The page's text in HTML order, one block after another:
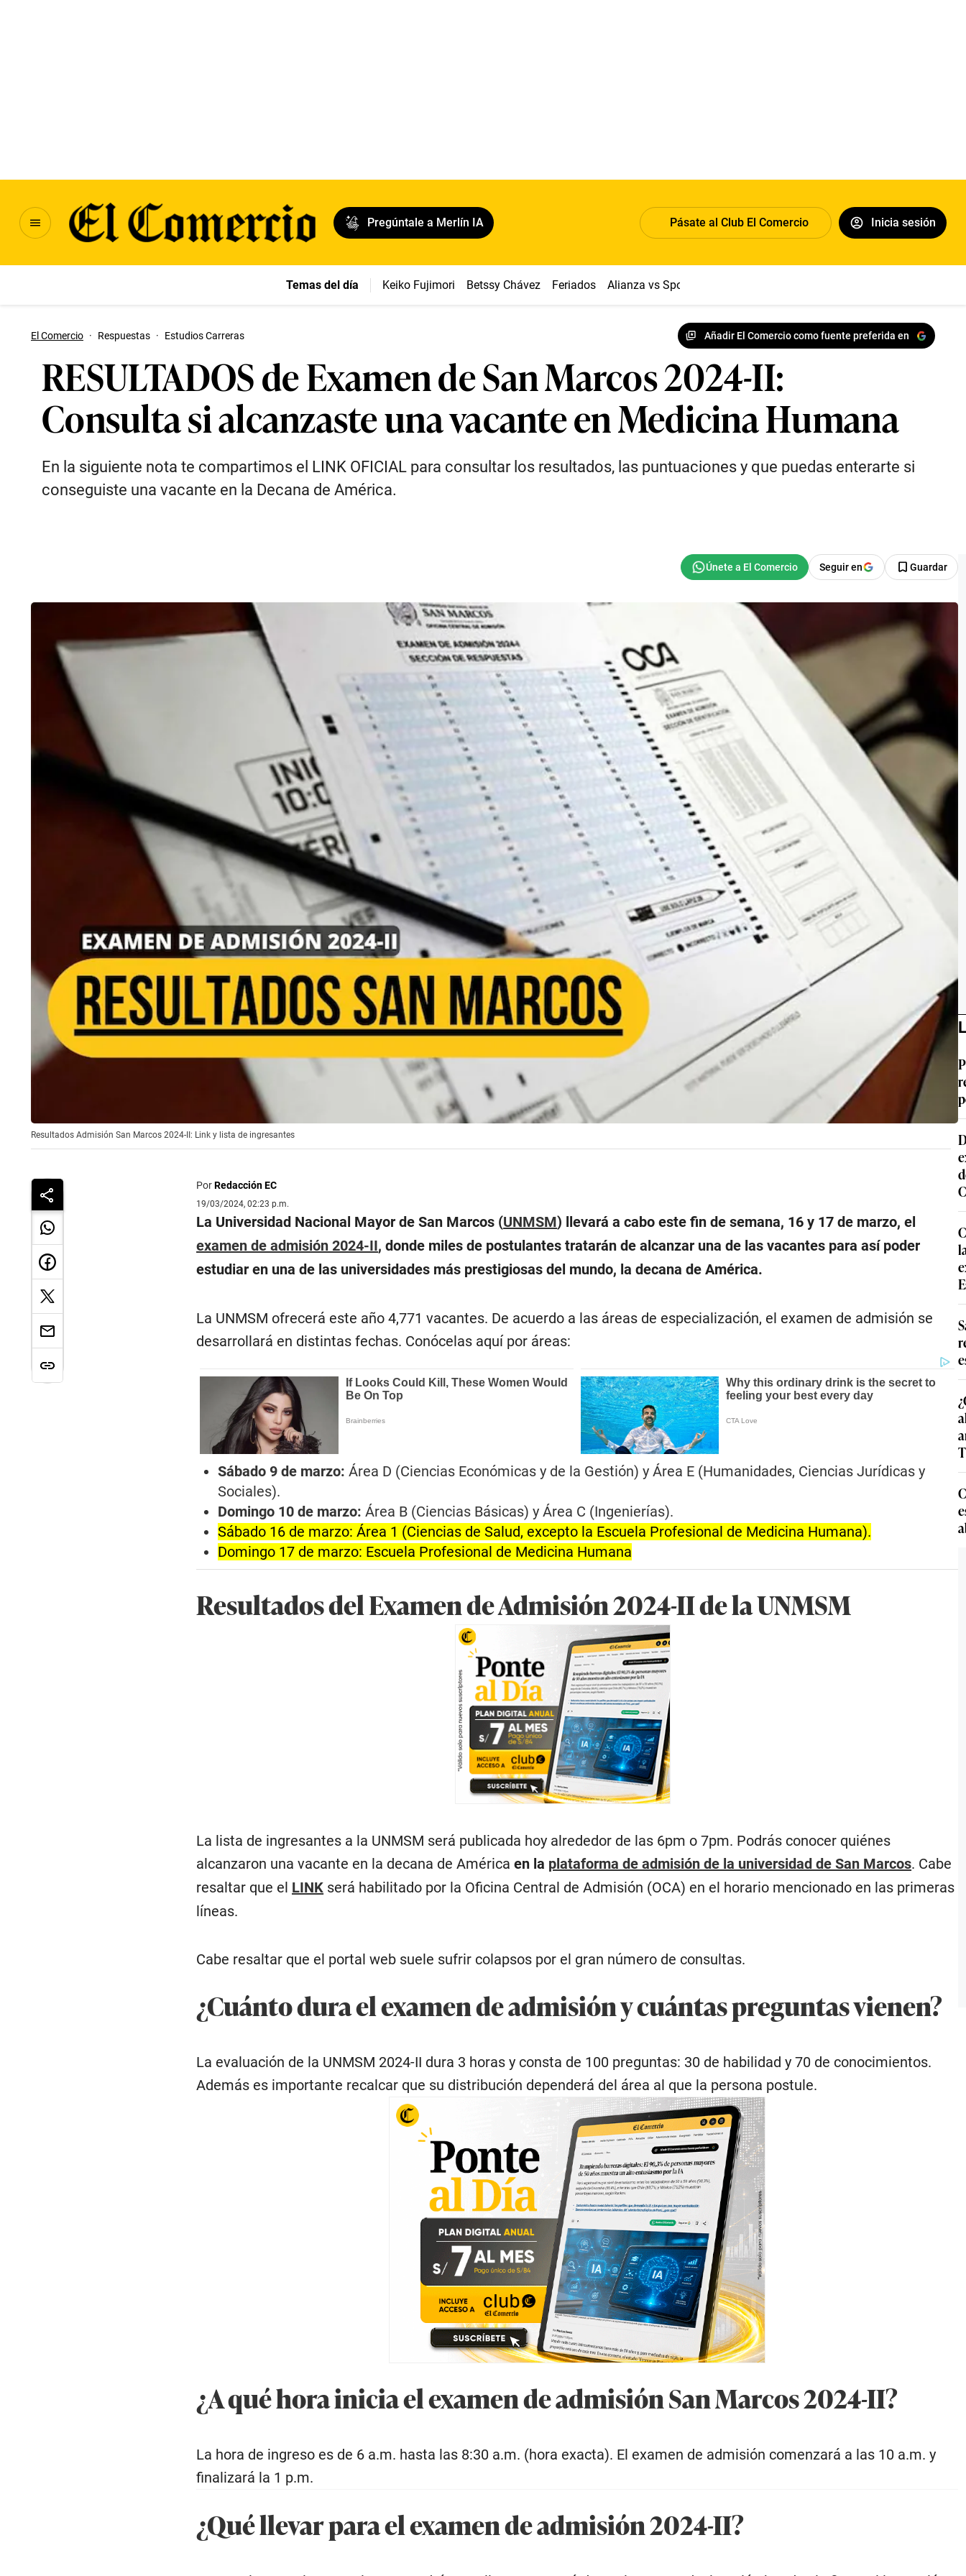
Pregúntale a Merlín IA Pásate al Club El Comercio Inicia sesión
Temas del día Keiko Fujimori Betssy Chávez Feriados Alianza vs Sport Boys
El Comercio · Respuestas · Estudios Carreras Añadir El Comercio como fuente preferida en
RESULTADOS de Examen de San Marcos 2024-II:
Consulta si alcanzaste una vacante en Medicina Humana
En la siguiente nota te compartimos el LINK OFICIAL para consultar los resultados, las puntuaciones y que puedas enterarte si
conseguiste una vacante en la Decana de América.
Seguir en Guardar
Resultados Admisión San Marcos 2024-II: Link y lista de ingresantes
PorRedacción EC
19/03/2024, 02:23 p.m.
La Universidad Nacional Mayor de San Marcos (UNMSM) llevará a cabo este fin de semana, 16 y 17 de marzo, el
examen de admisión 2024-II, donde miles de postulantes tratarán de alcanzar una de las vacantes para así poder
estudiar en una de las universidades más prestigiosas del mundo, la decana de América.
La UNMSM ofrecerá este año 4,771 vacantes. De acuerdo a las áreas de especialización, el examen de admisión se
desarrollará en distintas fechas. Conócelas aquí por áreas:
Sábado 9 de marzo: Área D (Ciencias Económicas y de la Gestión) y Área E (Humanidades, Ciencias Jurídicas y
Sociales).
Domingo 10 de marzo: Área B (Ciencias Básicas) y Área C (Ingenierías).
Sábado 16 de marzo: Área 1 (Ciencias de Salud, excepto la Escuela Profesional de Medicina Humana).
Domingo 17 de marzo: Escuela Profesional de Medicina Humana
Resultados del Examen de Admisión 2024-II de la UNMSM
La lista de ingresantes a la UNMSM será publicada hoy alrededor de las 6pm o 7pm. Podrás conocer quiénes
alcanzaron una vacante en la decana de Américaen la plataforma de admisión de la universidad de San Marcos. Cabe
resaltar que el LINK será habilitado por la Oficina Central de Admisión (OCA) en el horario mencionado en las primeras
líneas.
Cabe resaltar que el portal web suele sufrir colapsos por el gran número de consultas.
¿Cuánto dura el examen de admisión y cuántas preguntas vienen?
La evaluación de la UNMSM 2024-II dura 3 horas y consta de 100 preguntas: 30 de habilidad y 70 de conocimientos.
Además es importante recalcar que su distribución dependerá del área al que la persona postule.
¿A qué hora inicia el examen de admisión San Marcos 2024-II?
La hora de ingreso es de 6 a.m. hasta las 8:30 a.m. (hora exacta). El examen de admisión comenzará a las 10 a.m. y
finalizará la 1 p.m.
¿Qué llevar para el examen de admisión 2024-II?